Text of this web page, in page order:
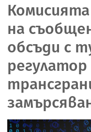
Комисията
на
обсъди с